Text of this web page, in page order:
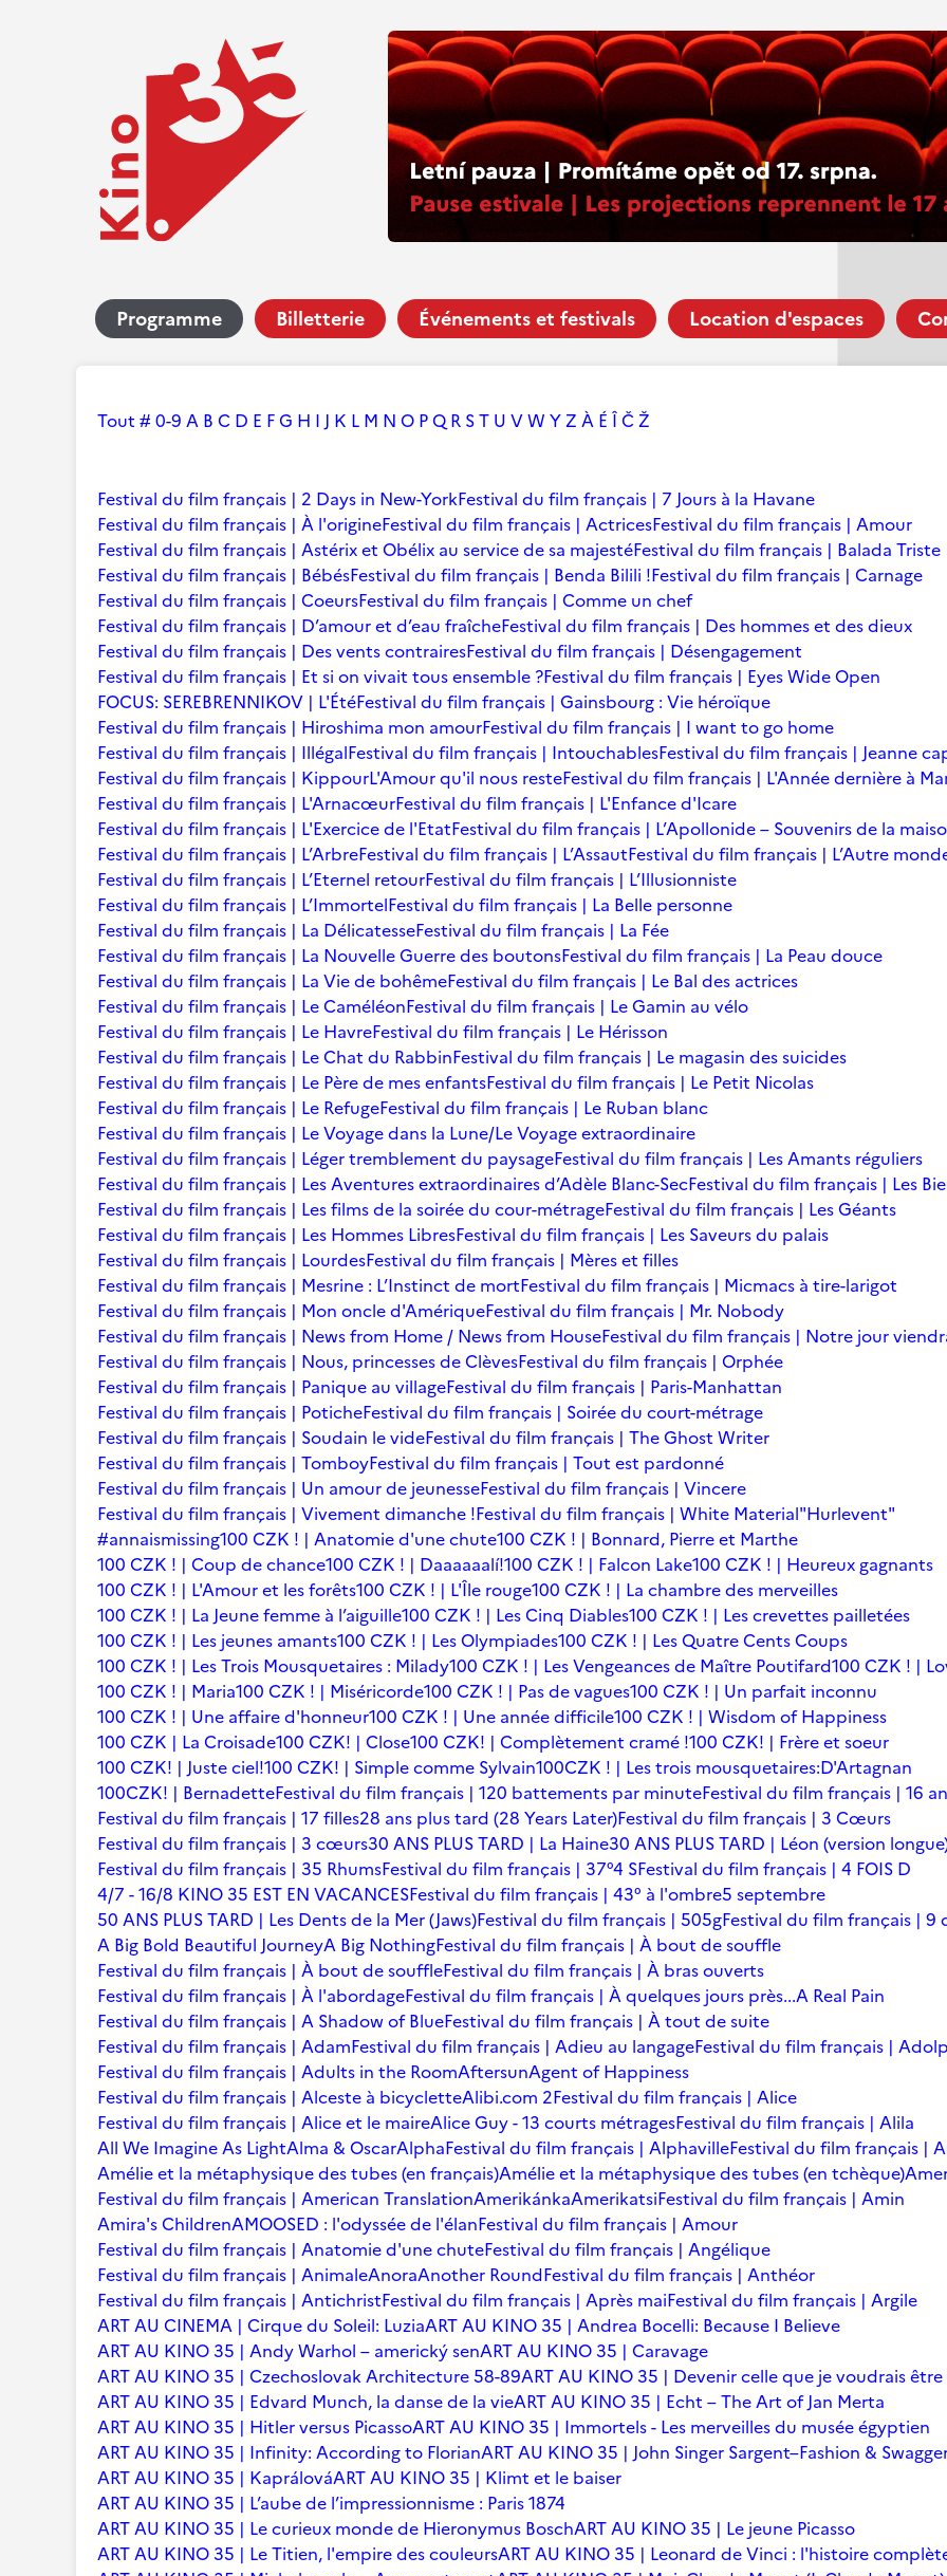
Programme Billetterie Événements et festivals Location d'espaces
Tout # 0-9 A B C D E FG H I J K L M N O PQ R ST U VW YZ À É ÎČŽ
Festival du film français | 2 Days in New-YorkFestival du film français | 7 Jours à la Havane
Festival du film français | À l'origineFestival du film français | ActricesFestival du film français | Amour
Festival du film français | Astérix et Obélix au service de sa majestéFestival du film français | Balada Triste
Festival du film français | BébésFestival du film français | Benda Bilili !Festival du film français | Carnage
Festival du film français | CoeursFestival du film français | Comme un chef
Festival du film français | D’amour et d’eau fraîcheFestival du film français | Des hommes et des dieux
Festival du film français | Des vents contrairesFestival du film français | Désengagement
Festival du film français | Et si on vivait tous ensemble ?Festival du film français | Eyes Wide Open
FOCUS: SEREBRENNIKOV | L'ÉtéFestival du film français | Gainsbourg : Vie héroïque
Festival du film français | Hiroshima mon amourFestival du film français | I want to go home
Festival du film français | IllégalFestival du film français | IntouchablesFestival du film français | Jeanne
Festival du film français | KippourL'Amour qu'il nous resteFestival du film français | L'Année dernière à
Festival du film français | L'ArnacœurFestival du film français | L'Enfance d'Icare
Festival du film français | L'Exercice de l'EtatFestival du film français | L’Apollonide – Souvenirs de la
Festival du film français | L’ArbreFestival du film français | L’AssautFestival du film français | L’Autre
Festival du film français | L’Eternel retourFestival du film français | L’Illusionniste
Festival du film français | L’ImmortelFestival du film français | La Belle personne
Festival du film français | La DélicatesseFestival du film français | La Fée
Festival du film français | La Nouvelle Guerre des boutonsFestival du film français | La Peau douce
Festival du film français | La Vie de bohêmeFestival du film français | Le Bal des actrices
Festival du film français | Le CaméléonFestival du film français | Le Gamin au vélo
Festival du film français | Le HavreFestival du film français | Le Hérisson
Festival du film français | Le Chat du RabbinFestival du film français | Le magasin des suicides
Festival du film français | Le Père de mes enfantsFestival du film français | Le Petit Nicolas
Festival du film français | Le RefugeFestival du film français | Le Ruban blanc
Festival du film français | Le Voyage dans la Lune/Le Voyage extraordinaire
Festival du film français | Léger tremblement du paysageFestival du film français | Les Amants réguliers
Festival du film français | Les Aventures extraordinaires d’Adèle Blanc-SecFestival du film français | Les
Festival du film français | Les films de la soirée du cour-métrageFestival du film français | Les Géants
Festival du film français | Les Hommes LibresFestival du film français | Les Saveurs du palais
Festival du film français | LourdesFestival du film français | Mères et filles
Festival du film français | Mesrine : L’Instinct de mortFestival du film français | Micmacs à tire-larigot
Festival du film français | Mon oncle d'AmériqueFestival du film français | Mr. Nobody
Festival du film français | News from Home / News from HouseFestival du film français | Notre jour
Festival du film français | Nous, princesses de ClèvesFestival du film français | Orphée
Festival du film français | Panique au villageFestival du film français | Paris-Manhattan
Festival du film français | PoticheFestival du film français | Soirée du court-métrage
Festival du film français | Soudain le videFestival du film français | The Ghost Writer
Festival du film français | TomboyFestival du film français | Tout est pardonné
Festival du film français | Un amour de jeunesseFestival du film français | Vincere
Festival du film français | Vivement dimanche !Festival du film français | White Material"Hurlevent"
#annaismissing100 CZK ! | Anatomie d'une chute100 CZK ! | Bonnard, Pierre et Marthe
100 CZK ! | Coup de chance100 CZK ! | Daaaaaalí!100 CZK ! | Falcon Lake100 CZK ! | Heureux gagnants
100 CZK ! | L'Amour et les forêts100 CZK ! | L'Île rouge100 CZK ! | La chambre des merveilles
100 CZK ! | La Jeune femme à l’aiguille100 CZK ! | Les Cinq Diables100 CZK ! | Les crevettes pailletées
100 CZK ! | Les jeunes amants100 CZK ! | Les Olympiades100 CZK ! | Les Quatre Cents Coups
100 CZK ! | Les Trois Mousquetaires : Milady100 CZK ! | Les Vengeances de Maître Poutifard100 CZK ! |
100 CZK ! | Maria100 CZK ! | Miséricorde100 CZK ! | Pas de vagues100 CZK ! | Un parfait inconnu
100 CZK ! | Une affaire d'honneur100 CZK ! | Une année difficile100 CZK ! | Wisdom of Happiness
100 CZK | La Croisade100 CZK! | Close100 CZK! | Complètement cramé !100 CZK! | Frère et soeur
100 CZK! | Juste ciel!100 CZK! | Simple comme Sylvain100CZK ! | Les trois mousquetaires:D'Artagnan
100CZK! | BernadetteFestival du film français | 120 battements par minuteFestival du film français | 16
Festival du film français | 17 filles28 ans plus tard (28 Years Later)Festival du film français | 3 Cœurs
Festival du film français | 3 cœurs30 ANS PLUS TARD | La Haine30 ANS PLUS TARD | Léon (version
Festival du film français | 35 RhumsFestival du film français | 37°4 SFestival du film français | 4 FOIS D
4/7 - 16/8 KINO 35 EST EN VACANCESFestival du film français | 43° à l'ombre5 septembre
50 ANS PLUS TARD | Les Dents de la Mer (Jaws)Festival du film français | 505gFestival du film français | 9
A Big Bold Beautiful JourneyA Big NothingFestival du film français | À bout de souffle
Festival du film français | À bout de souffleFestival du film français | À bras ouverts
Festival du film français | À l'abordageFestival du film français | À quelques jours près...A Real Pain
Festival du film français | A Shadow of BlueFestival du film français | À tout de suite
Festival du film français | AdamFestival du film français | Adieu au langageFestival du film français |
Festival du film français | Adults in the RoomAftersunAgent of Happiness
Festival du film français | Alceste à bicycletteAlibi.com 2Festival du film français | Alice
Festival du film français | Alice et le maireAlice Guy - 13 courts métragesFestival du film français | Alila
All We Imagine As LightAlma & OscarAlphaFestival du film français | AlphavilleFestival du film français |
Amélie et la métaphysique des tubes (en français)Amélie et la métaphysique des tubes (en tchèque)
Festival du film français | American TranslationAmerikánkaAmerikatsiFestival du film français | Amin
Amira's ChildrenAMOOSED : l'odyssée de l'élanFestival du film français | Amour
Festival du film français | Anatomie d'une chuteFestival du film français | Angélique
Festival du film français | AnimaleAnoraAnother RoundFestival du film français | Anthéor
Festival du film français | AntichristFestival du film français | Après maiFestival du film français | Argile
ART AU CINEMA | Cirque du Soleil: LuziaART AU KINO 35 | Andrea Bocelli: Because I Believe
ART AU KINO 35 | Andy Warhol – americký senART AU KINO 35 | Caravage
ART AU KINO 35 | Czechoslovak Architecture 58-89ART AU KINO 35 | Devenir celle que je voudrais être
ART AU KINO 35 | Edvard Munch, la danse de la vieART AU KINO 35 | Echt – The Art of Jan Merta
ART AU KINO 35 | Hitler versus PicassoART AU KINO 35 | Immortels - Les merveilles du musée égyptien
ART AU KINO 35 | Infinity: According to FlorianART AU KINO 35 | John Singer Sargent–Fashion &
ART AU KINO 35 | KaprálováART AU KINO 35 | Klimt et le baiser
ART AU KINO 35 | L’aube de l’impressionnisme : Paris 1874
ART AU KINO 35 | Le curieux monde de Hieronymus BoschART AU KINO 35 | Le jeune Picasso
ART AU KINO 35 | Le Titien, l'empire des couleursART AU KINO 35 | Leonard de Vinci : l'histoire